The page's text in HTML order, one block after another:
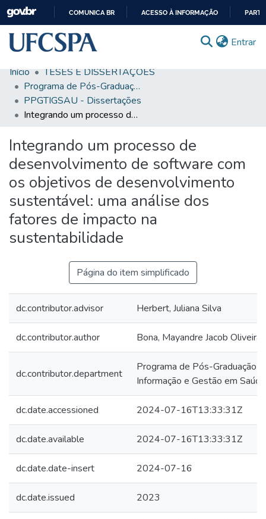
CONTEÚDO
COMUNICA BR ACESSO À INFORMAÇÃO
Entrar
Comunidades & Coleções
Busca Facetada
Autoarquivamento
Sobre o RI-UFCSPA
FAQ
Ajuda
Início
TESES E DISSERTAÇÕES
Programa de Pós-Graduação em Tecnologias da Informação e Gestão em Saúde
PPGTIGSAU - Dissertações
Integrando um processo de desenvolvimento de software com os objetivos de desenvolvimento sustentável: uma análise dos fatores de impacto na sustentabilidade
Integrando um processo de
desenvolvimento de software com
os objetivos de desenvolvimento
sustentável: uma análise dos
fatores de impacto na
sustentabilidade
Página do item simplificado
dc.contributor.advisor Herbert, Juliana Silva
dc.contributor.author Bona, Mayandre Jacob Oliveira
dc.contributor.department
Programa de Pós-Graduação
Informação e Gestão em Saúde
dc.date.accessioned 2024-07-16T13:33:31Z
dc.date.available 2024-07-16T13:33:31Z
dc.date.date-insert 2024-07-16
dc.date.issued 2023